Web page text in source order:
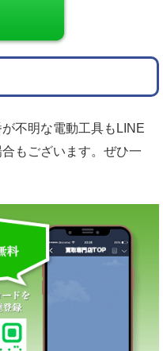
不明な電動工具もLINE
もございます。ぜひ一